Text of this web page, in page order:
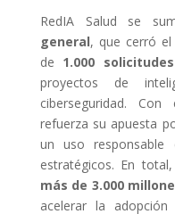
RedIA Salud se
general, que cerró
de 1.000 solicitudes
proyectos de
ciberseguridad.
refuerza su apuesta
un uso
estratégicos. En
más de 3.000
acelerar la